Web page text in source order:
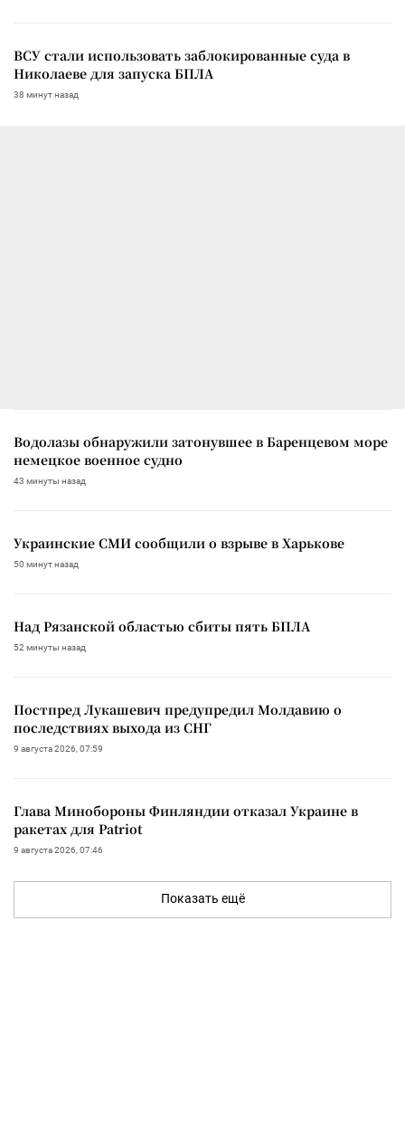
ВСУ стали использовать заблокированные суда в
Николаеве для запуска БПЛА
38 минут назад
Водолазы обнаружили затонувшее в Баренцевом море
немецкое военное судно
43 минуты назад
Украинские СМИ сообщили о взрыве в Харькове
50 минут назад
Над Рязанской областью сбиты пять БПЛА
52 минуты назад
Постпред Лукашевич предупредил Молдавию о
последствиях выхода из СНГ
9 августа 2026, 07:59
Глава Минобороны Финляндии отказал Украине в
ракетах для Patriot
9 августа 2026, 07:46
Показать ещё